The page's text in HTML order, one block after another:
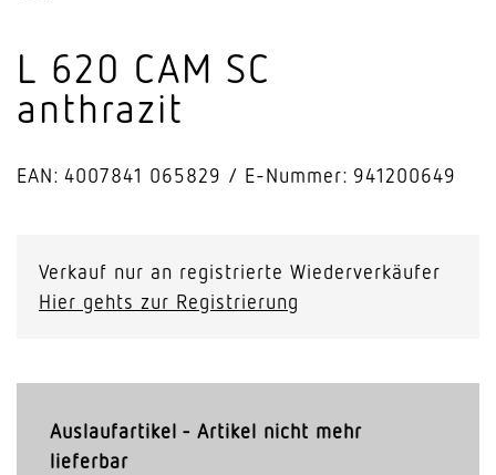
L 620 CAM SC
anthrazit
EAN: 4007841 065829 E-Nummer: 941200649
Verkauf nur an registrierte Wiederverkäufer
Hier gehts zur Registrierung
Auslaufartikel - Artikel nicht mehr
lieferbar